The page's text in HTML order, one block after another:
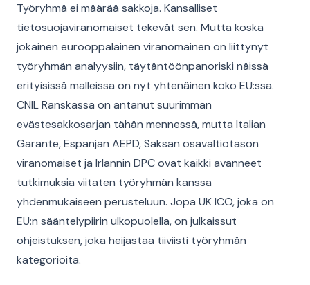
Työryhmä ei määrää sakkoja. Kansalliset
tietosuojaviranomaiset tekevät sen. Mutta koska
jokainen eurooppalainen viranomainen on liittynyt
työryhmän analyysiin, täytäntöönpanoriski näissä
erityisissä malleissa on nyt yhtenäinen koko EU:ssa.
CNIL Ranskassa on antanut suurimman
evästesakkosarjan tähän mennessä, mutta Italian
Garante, Espanjan AEPD, Saksan osavaltiotason
viranomaiset ja Irlannin DPC ovat kaikki avanneet
tutkimuksia viitaten työryhmän kanssa
yhdenmukaiseen perusteluun. Jopa UK ICO, joka on
EU:n sääntelypiirin ulkopuolella, on julkaissut
ohjeistuksen, joka heijastaa tiiviisti työryhmän
kategorioita.